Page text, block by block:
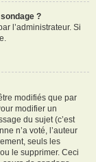
?
l’administrateur. Si
modifiés que par
modifier un
du sujet (c’est
n’a voté, l’auteur
seuls les
le supprimer. Ceci